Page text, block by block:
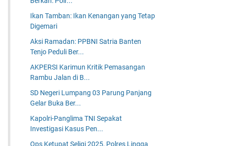
Ikan Tamban: Ikan Kenangan yang Tetap
Digemari
Aksi Ramadan: PPBNI Satria Banten
Tenjo Peduli Ber...
AKPERSI Karimun Kritik Pemasangan
Rambu Jalan di B...
SD Negeri Lumpang 03 Parung Panjang
Gelar Buka Ber...
Kapolri-Panglima TNI Sepakat
Investigasi Kasus Pen...
Ops Ketupat Seligi 2025, Polres Lingga